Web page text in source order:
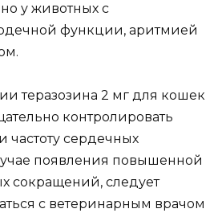
у животных с
функции, аритмией
теразозина 2 мг для кошек
контролировать
сердечных
появления повышенной
сокращений, следует
с ветеринарным врачом